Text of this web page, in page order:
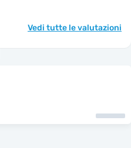
Vedi tutte le valutazioni